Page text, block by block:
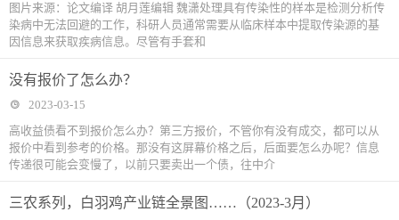
图片来源：论文编译 胡月莲编辑 魏潇处理具有传染性的样本是检测分析传
染病中无法回避的工作，科研人员通常需要从临床样本中提取传染源的基
因信息来获取疾病信息。尽管有手套和
没有报价了怎么办？
2023-03-15
高收益债看不到报价怎么办？第三方报价，不管你有没有成交，都可以从
报价中看到参考的价格。那没有这屏幕价格之后，后面要怎么办呢？信息
传递很可能会变慢了，以前只要卖出一个债，往中介
三农系列，白羽鸡产业链全景图……（2023-3月）